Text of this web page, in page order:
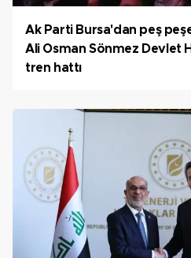
Ak Parti Bursa'dan peş peşe
Ali Osman Sönmez Devlet
tren hattı